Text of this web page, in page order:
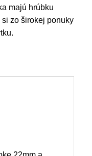
majú hrúbku
si zo širokej ponuky